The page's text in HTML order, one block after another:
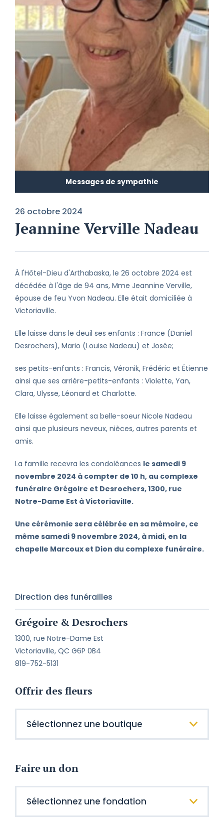
Messages de sympathie
26 octobre 2024
Jeannine Verville Nadeau
À l'Hôtel-Dieu d'Arthabaska, le 26 octobre 2024 est
décédée à l'âge de 94 ans, Mme Jeannine Verville,
épouse de feu Yvon Nadeau. Elle était domiciliée à
Victoriaville.
Elle laisse dans le deuil ses enfants : France (Daniel
Desrochers), Mario (Louise Nadeau) et Josée;
ses petits-enfants : Francis, Véronik, Frédéric et Étienne
ainsi que ses arrière-petits-enfants : Violette, Yan,
Clara, Ulysse, Léonard et Charlotte.
Elle laisse également sa belle-soeur Nicole Nadeau
ainsi que plusieurs neveux, nièces, autres parents et
amis.
La famille recevra les condoléances le samedi 9
novembre 2024 à compter de 10 h, au complexe
funéraire Grégoire et Desrochers, 1300, rue
Notre-Dame Est à Victoriaville.
Une cérémonie sera célébrée en sa mémoire, ce
même samedi 9 novembre 2024, à midi, en la
chapelle Marcoux et Dion du complexe funéraire.
Direction des funérailles
Grégoire & Desrochers
1300, rue Notre-Dame Est
Victoriaville, QC G6P 0B4
819-752-5131
Offrir des fleurs
Faire un don